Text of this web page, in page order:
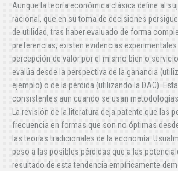
Aunque la teoría económica clásica define al
racional, que en su toma de decisiones
de utilidad, tras haber evaluado de forma
preferencias, existen evidencias
percepción de valor por el mismo bien o
evalúa desde la perspectiva de la ganancia
ejemplo) o de la pérdida (utilizando la DAC).
consistentes aun cuando se usan metodologías
La revisión de la literatura deja patente que las
frecuencia en formas que son no óptimas
las teorías tradicionales de la economía.
peso a las posibles pérdidas que a las
resultado de esta tendencia empíricamente